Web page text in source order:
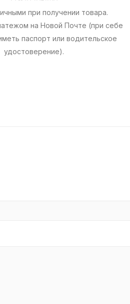
при получении товара.
на Новой Почте (при себе
паспорт или водительское
удостоверение).